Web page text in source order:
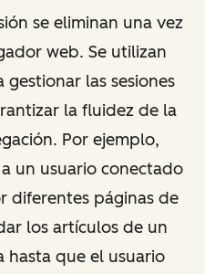
se eliminan una vez
web. Se utilizan
las sesiones
la fluidez de la
Por ejemplo,
un usuario conectado
diferentes páginas de
los artículos de un
hasta que el usuario